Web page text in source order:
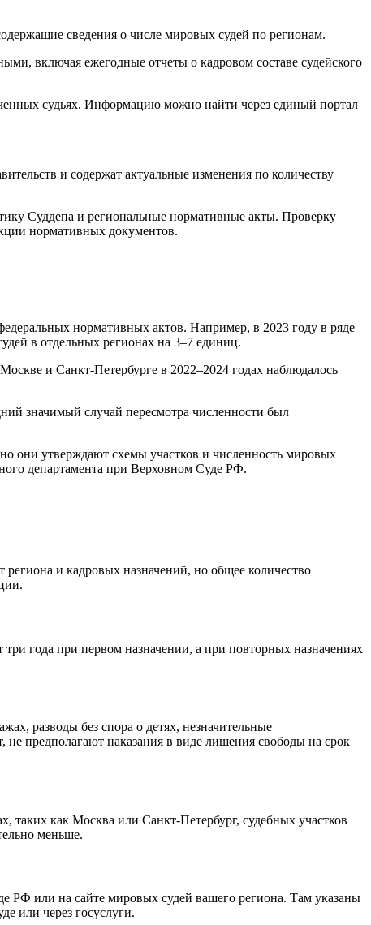
сведения о числе мировых судей по регионам.
включая ежегодные отчеты о кадровом составе судейского
судьях. Информацию можно найти через единый портал
и содержат актуальные изменения по количеству
Суддепа и региональные нормативные акты. Проверку
нормативных документов.
нормативных актов. Например, в 2023 году в ряде
в отдельных регионах на 3–7 единиц.
и Санкт-Петербурге в 2022–2024 годах наблюдалось
значимый случай пересмотра численности был
они утверждают схемы участков и численность мировых
департамента при Верховном Суде РФ.
и кадровых назначений, но общее количество
года при первом назначении, а при повторных назначениях
разводы без спора о детях, незначительные
предполагают наказания в виде лишения свободы на срок
таких как Москва или Санкт-Петербург, судебных участков
меньше.
РФ или на сайте мировых судей вашего региона. Там указаны
или через госуслуги.